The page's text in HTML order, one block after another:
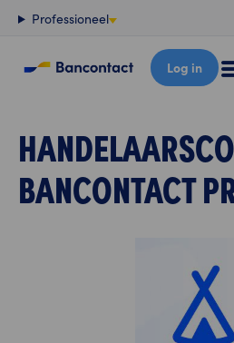
Content
Professioneel
Log in
BANCONTACT